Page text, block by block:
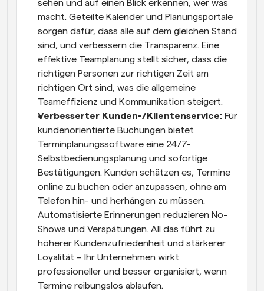
sehen und auf einen Blick erkennen, wer was
macht. Geteilte Kalender und Planungsportale
sorgen dafür, dass alle auf dem gleichen Stand
sind, und verbessern die Transparenz. Eine
effektive Teamplanung stellt sicher, dass die
richtigen Personen zur richtigen Zeit am
richtigen Ort sind, was die allgemeine
Teameffizienz und Kommunikation steigert.
Verbesserter Kunden-/Klientenservice: Für
kundenorientierte Buchungen bietet
Terminplanungssoftware eine 24/7-
Selbstbedienungsplanung und sofortige
Bestätigungen. Kunden schätzen es, Termine
online zu buchen oder anzupassen, ohne am
Telefon hin- und herhängen zu müssen.
Automatisierte Erinnerungen reduzieren No-
Shows und Verspätungen. All das führt zu
höherer Kundenzufriedenheit und stärkerer
Loyalität – Ihr Unternehmen wirkt
professioneller und besser organisiert, wenn
Termine reibungslos ablaufen.